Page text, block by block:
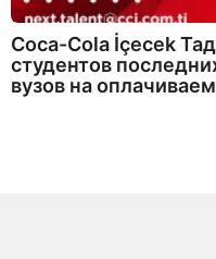
Coca-Cola İçecek
студентов
вузов на